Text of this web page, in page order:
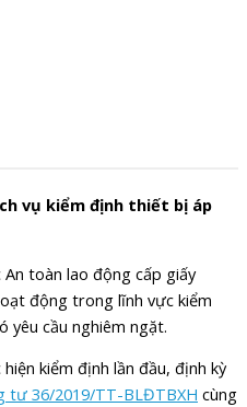
vụ kiểm định thiết bị áp
toàn lao động cấp giấy
động trong lĩnh vực kiểm
yêu cầu nghiêm ngặt.
kiểm định lần đầu, định kỳ
tư 36/2019/TT-BLĐTBXH cùng